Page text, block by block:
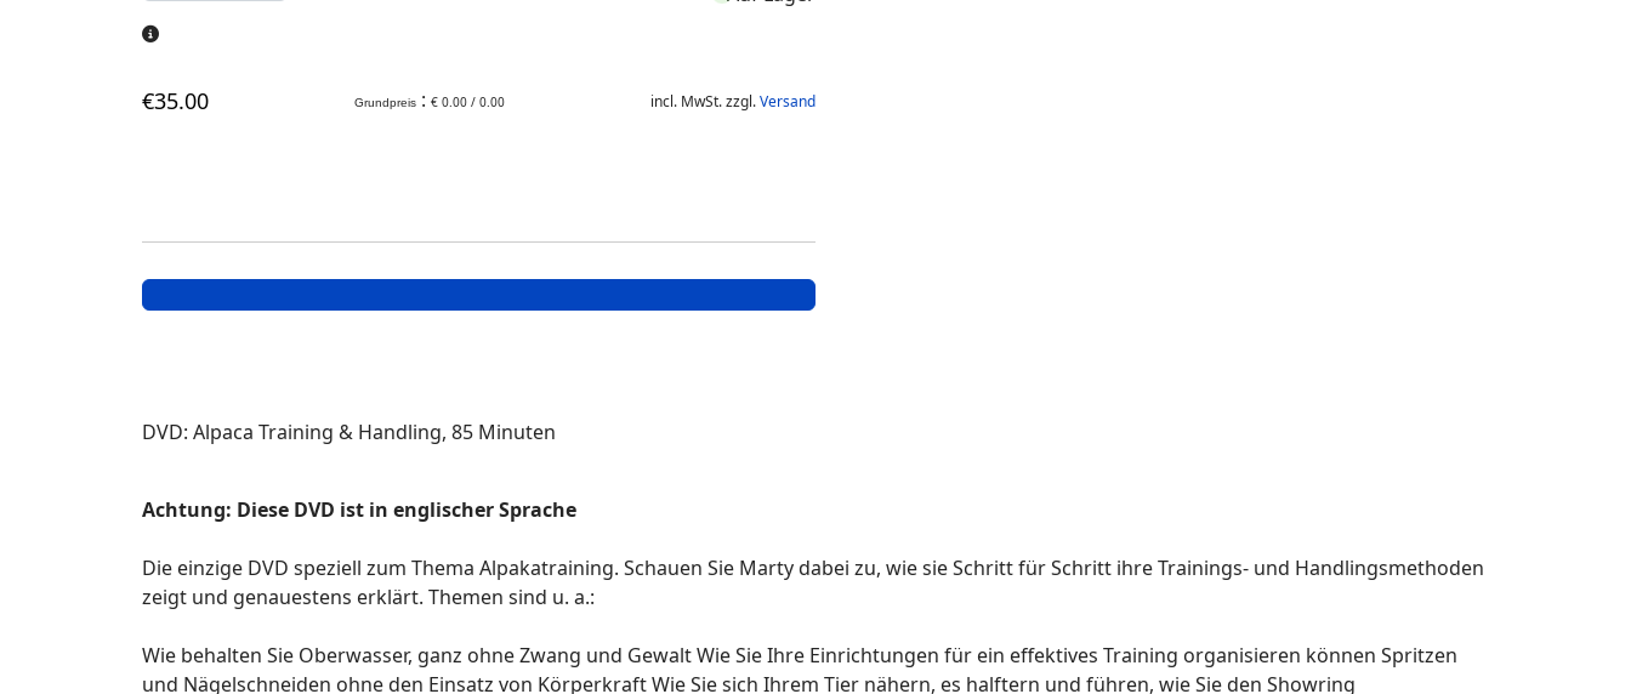
€35.00 Grundpreis : € 0.00 / 0.00 incl. MwSt. zzgl.Versand
DVD: Alpaca Training & Handling, 85 Minuten
Achtung: Diese DVD ist in englischer Sprache
Die einzige DVD speziell zum Thema Alpakatraining. Schauen Sie Marty dabei zu, wie sie Schritt für Schritt ihre Trainings- und Handlingsmethoden
zeigt und genauestens erklärt. Themen sind u. a.:
Wie behalten Sie Oberwasser, ganz ohne Zwang und Gewalt Wie Sie Ihre Einrichtungen für ein effektives Training organisieren können Spritzen
und Nägelschneiden ohne den Einsatz von Körperkraft Wie Sie sich Ihrem Tier nähern, es halftern und führen, wie Sie den Showring